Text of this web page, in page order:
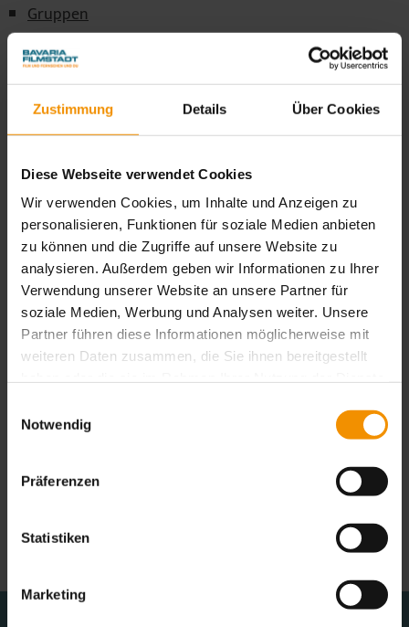
Zustimmung Details Über Cookies
Diese Webseite verwendet Cookies
Wir verwenden Cookies, um Inhalte und Anzeigen zu
personalisieren, Funktionen für soziale Medien anbieten
zu können und die Zugriffe auf unsere Website zu
analysieren. Außerdem geben wir Informationen zu Ihrer
Verwendung unserer Website an unsere Partner für
soziale Medien, Werbung und Analysen weiter. Unsere
Partner führen diese Informationen möglicherweise mit
weiteren Daten zusammen, die Sie ihnen bereitgestellt
Cookies, wenn Sie unsere Webseite weiterhin nutzen.
Notwendig
Präferenzen
Statistiken
Marketing
Gruppen
VIP & Workshops
VIP Führungen + 4D Kino
Workshops für Kinder
Workshops für Schulklassen
News
Touristik
Registrierung
Lehrer
Impressum
Datenschutz
AGB
FAQ
Suche
Presse
Partner